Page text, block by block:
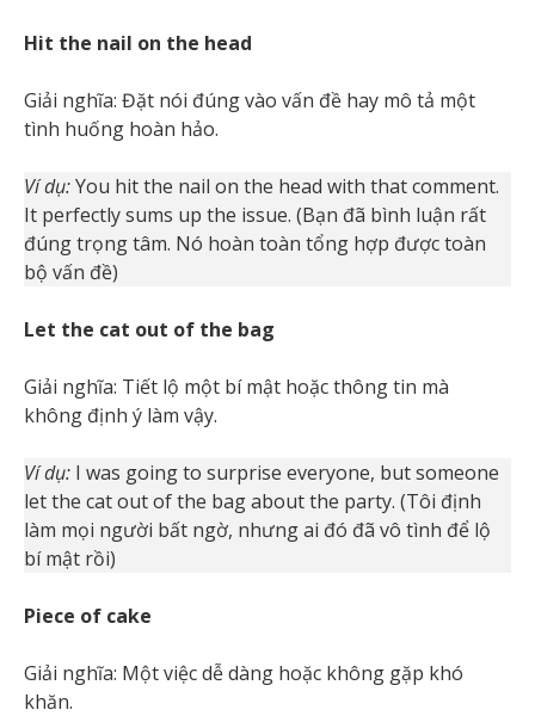
Hit the nail on the head
Giải nghĩa: Đặt nói đúng vào vấn đề hay mô tả một
tình huống hoàn hảo.
Ví dụ:You hit the nail on the head with that comment.
It perfectly sums up the issue. (Bạn đã bình luận rất
đúng trọng tâm. Nó hoàn toàn tổng hợp được toàn
bộ vấn đề)
Let the cat out of the bag
Giải nghĩa: Tiết lộ một bí mật hoặc thông tin mà
không định ý làm vậy.
Ví dụ: I was going to surprise everyone, but someone
let the cat out of the bag about the party. (Tôi định
làm mọi người bất ngờ, nhưng ai đó đã vô tình để lộ
bí mật rồi)
Piece of cake
Giải nghĩa: Một việc dễ dàng hoặc không gặp khó
khăn.